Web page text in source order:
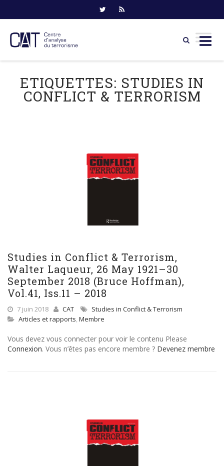
contentETIQUETTES: STUDIES IN
CONFLICT & TERRORISM
Studies in Conflict & Terrorism,
Walter Laqueur, 26 May 1921–30
September 2018 (Bruce Hoffman),
Vol.41, Iss.11 – 2018
7 juin 2018 CAT
Studies in Conflict & Terrorism
Articles et rapports, Membre
Vous devez vous connecter pour voir le contenu Please
Connexion. Vous n’êtes pas encore membre ? Devenez membre